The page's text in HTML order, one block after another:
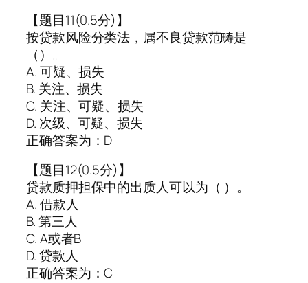
【题目11(0.5分)】
按贷款风险分类法，属不良贷款范畴是
（）。
A. 可疑、损失
B. 关注、损失
C. 关注、可疑、损失
D. 次级、可疑、损失
正确答案为：D
【题目12(0.5分)】
贷款质押担保中的出质人可以为（ ）。
A. 借款人
B. 第三人
C. A或者B
D. 贷款人
正确答案为：C